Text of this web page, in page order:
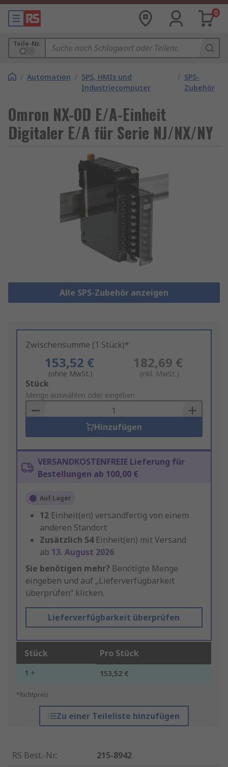
0
Teile-Nr.
/ Automation / SPS, HMIs und
Industriecomputer
/ SPS-
Zubehör
Omron NX-OD E/A-Einheit
Digitaler E/A für Serie NJ/NX/NY
Alle SPS-Zubehör anzeigen
Zwischensumme (1 Stück)*
153,52 €
(ohne MwSt.)
182,69 €
(inkl. MwSt.)
Add
to
Basket
Stück
Menge auswählen oder eingeben
Hinzufügen
VERSANDKOSTENFREIE Lieferung für
Bestellungen ab 100,00 €
Auf Lager
12 Einheit(en) versandfertig von einem
anderen Standort
Zusätzlich 54 Einheit(en) mit Versand
ab 13. August 2026
Sie benötigen mehr? Benötigte Menge
eingeben und auf „Lieferverfügbarkeit
überprüfen“ klicken.
Lieferverfügbarkeit überprüfen
Stück Pro Stück
1 + 153,52 €
*Richtpreis
Zu einer Teileliste hinzufügen
RS Best.-Nr.:
215-8942